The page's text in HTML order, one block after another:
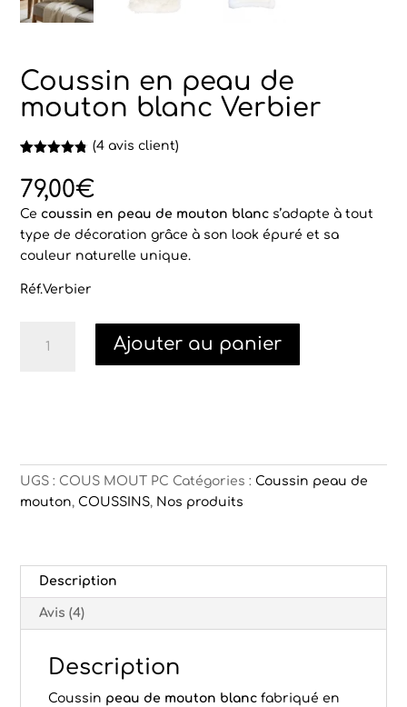
Coussin en peau de
mouton blanc Verbier
sur 5
basé sur
notations
client
(4 avis client)
79,00€
Ce coussin en peau de mouton blanc s’adapte à tout
type de décoration grâce à son look épuré et sa
couleur naturelle unique.
Réf.Verbier
blanc
Verbier
Ajouter au panier
UGS : COUS MOUT PC Catégories :Coussin peau de
mouton,COUSSINS, Nos produits
Description
Avis (4)
Description
Coussin peau de mouton blanc fabriqué en